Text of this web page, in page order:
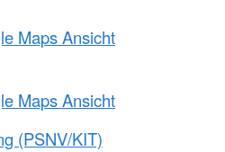
Maps Ansicht
Maps Ansicht
(PSNV/KIT)